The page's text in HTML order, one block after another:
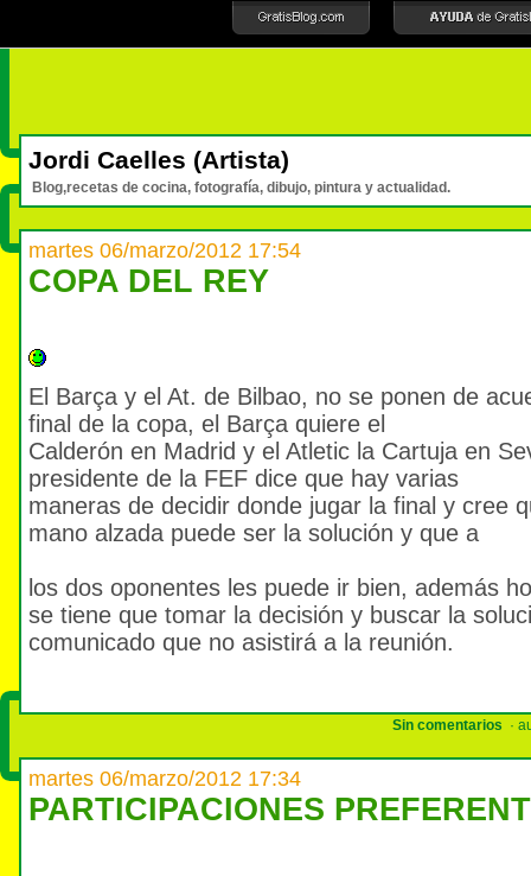
Jordi Caelles (Artista)
Blog,recetas de cocina, fotografía, dibujo, pintura y actualidad.
martes 06/marzo/2012 17:54
COPA DEL REY
El Barça y el At. de Bilbao, no se ponen de
final de la copa, el Barça quiere el
Calderón en Madrid y el Atletic la Cartuja en
presidente de la FEF dice que hay varias
maneras de decidir donde jugar la final y cree
mano alzada puede ser la solución y que a
los dos oponentes les puede ir bien, además
se tiene que tomar la decisión y buscar la
comunicado que no asistirá a la reunión.
Sin comentarios ·
martes 06/marzo/2012 17:34
PARTICIPACIONES